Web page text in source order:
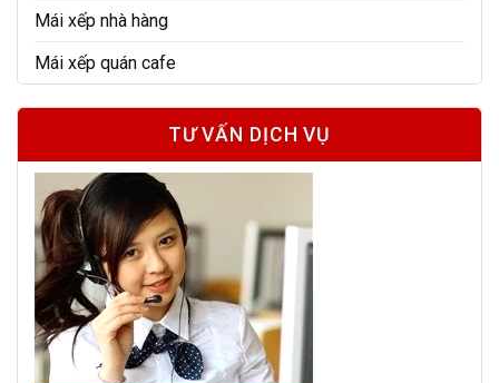
Mái xếp nhà hàng
Mái xếp quán cafe
TƯ VẤN DỊCH VỤ